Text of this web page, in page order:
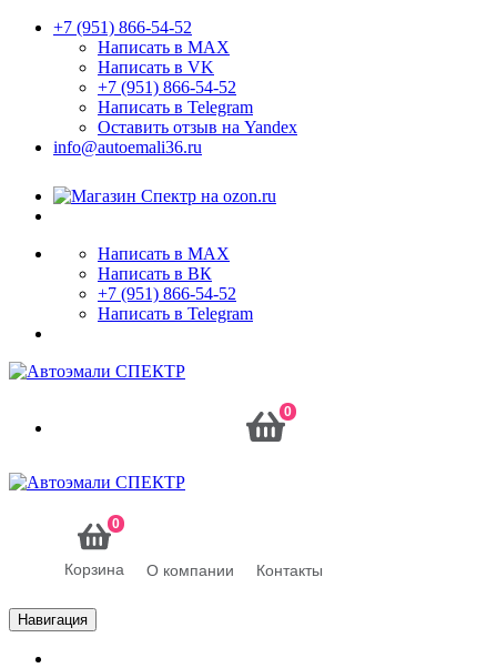
+7 (951) 866-54-52
Написать в MAX
Написать в VK
+7 (951) 866-54-52
Написать в Telegram
Оставить отзыв на Yandex
info@autoemali36.ru
Написать в MAX
Написать в ВК
+7 (951) 866-54-52
Написать в Telegram
0
0
Корзина О компании Контакты
Навигация